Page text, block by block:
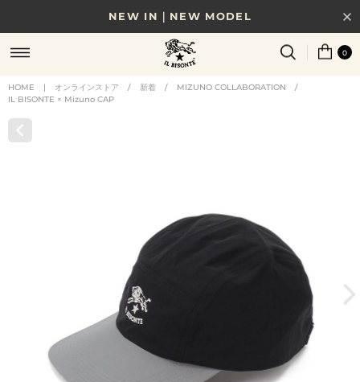
NEW IN｜NEW MODEL
8/17(月)10時まで｜税込11,000円以上で送料無料
贈る相手やシーンから選べる、新しいギフトガイド
0
HOME | オンラインストア / 新着 / MIZUNO COLLABORATION
/
IL BISONTE × Mizuno CAP